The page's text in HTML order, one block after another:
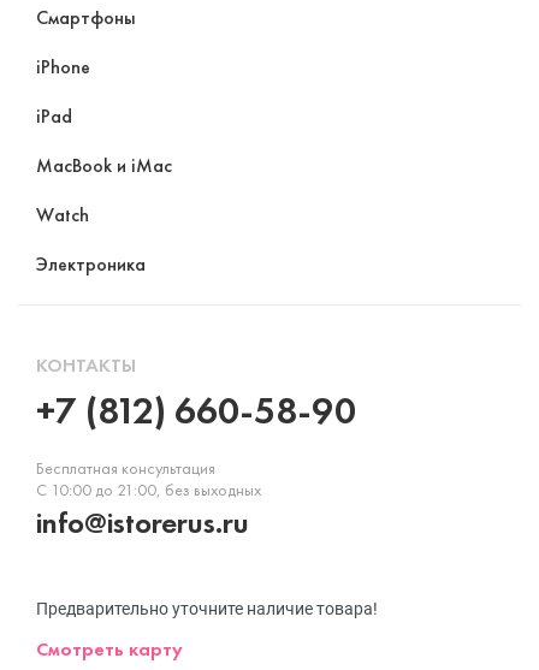
Смартфоны
iPhone
iPad
MacBook и iMac
Watch
Электроника
КОНТАКТЫ
+7 (812) 660-58-90
Бесплатная консультация
С 10:00 до 21:00, без выходных
info@istorerus.ru
Предварительно уточните наличие товара!
Смотреть карту